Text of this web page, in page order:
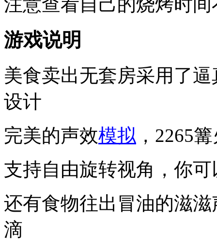
注意查看自己的烧烤时
游戏说明
美食卖出无套房采用了
设计
完美的声效模拟 ，2265
支持自由旋转视角，你
还有食物往出冒油的滋
滴